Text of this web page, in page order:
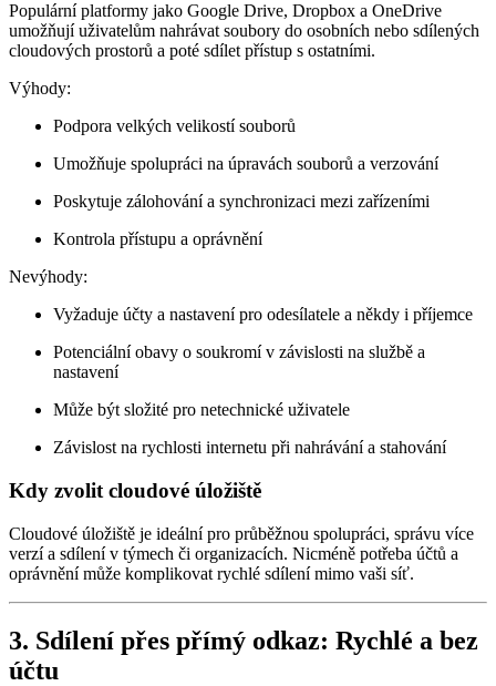
Populární platformy jako Google Drive, Dropbox a OneDrive
umožňují uživatelům nahrávat soubory do osobních nebo sdílených
cloudových prostorů a poté sdílet přístup s ostatními.
Výhody:
Podpora velkých velikostí souborů
Umožňuje spolupráci na úpravách souborů a verzování
Poskytuje zálohování a synchronizaci mezi zařízeními
Kontrola přístupu a oprávnění
Nevýhody:
Vyžaduje účty a nastavení pro odesílatele a někdy i příjemce
Potenciální obavy o soukromí v závislosti na službě a
nastavení
Může být složité pro netechnické uživatele
Závislost na rychlosti internetu při nahrávání a stahování
Kdy zvolit cloudové úložiště
Cloudové úložiště je ideální pro průběžnou spolupráci, správu více
verzí a sdílení v týmech či organizacích. Nicméně potřeba účtů a
oprávnění může komplikovat rychlé sdílení mimo vaši síť.
3. Sdílení přes přímý odkaz: Rychlé a bez
účtu